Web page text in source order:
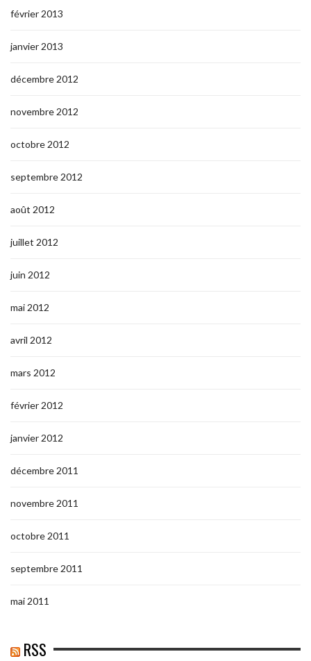
février 2013
janvier 2013
décembre 2012
novembre 2012
octobre 2012
septembre 2012
août 2012
juillet 2012
juin 2012
mai 2012
avril 2012
mars 2012
février 2012
janvier 2012
décembre 2011
novembre 2011
octobre 2011
septembre 2011
mai 2011
RSS